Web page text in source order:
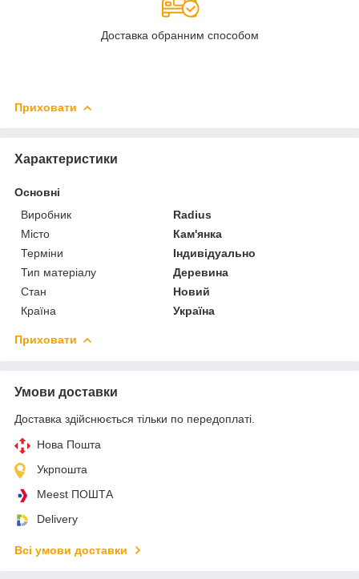
Доставка обранним способом
Приховати
Характеристики
Основні
Виробник
Radius
Місто
Кам'янка
Терміни
Індивідуально
Тип матеріалу
Деревина
Стан
Новий
Країна
Україна
Приховати
Умови доставки
Доставка здійснюється тільки по передоплаті.
Нова Пошта
Укрпошта
Meest ПОШТА
Delivery
Всі умови доставки